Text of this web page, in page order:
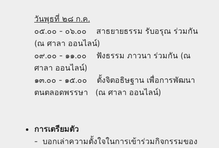
วันพุธที่ ๒๘ ก.ค.
๐๕.๐๐ - ๐๖.๐๐ สาธยายธรรม รับอรุณ ร่วมกัน
(ณ ศาลา ออนไลน์)
๐๙.๐๐ - ๑๑.๐๐ ฟังธรรม ภาวนา ร่วมกัน (ณ
ศาลา ออนไลน์)
๑๓.๐๐ - ๑๕.๐๐ ตั้งจิตอธิษฐาน เพื่อการพัฒนา
ตนตลอดพรรษา (ณ ศาลา ออนไลน์)
การเตรียมตัว
- บอกเล่าความตั้งใจในการเข้าร่วมกิจกรรมของ